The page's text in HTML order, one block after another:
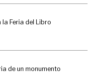
Feria del Libro
de un monumento